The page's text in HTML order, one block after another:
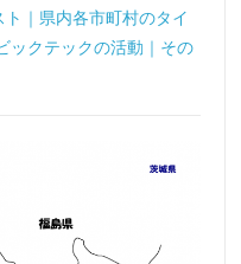
｜県内各市町村のタイ
ックテックの活動｜その